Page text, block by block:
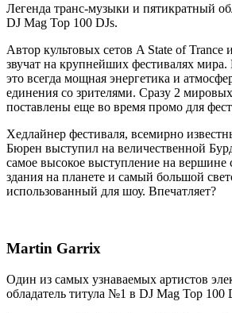
Легенда транс-музыки и пятикратный
DJ Mag Top 100 DJs.
Автор культовых сетов A State of Trance
звучат на крупнейших фестивалях
это всегда мощная энергетика и
единения со зрителями. Сразу 2
поставлены еще во время промо для
Хедлайнер фестиваля, всемирно
Бюрен выступил на величественной
самое высокое выступление на вершине
здания на планете и самый большой
использованный для шоу. Впечатляет?
Martin Garrix
Один из самых узнаваемых артистов
обладатель титула №1 в DJ Mag Top 100